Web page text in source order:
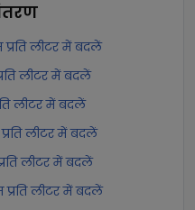
प्रति लीटर में बदलें
लीटर में बदलें
लीटर में बदलें
प्रति लीटर में बदलें
लीटर में बदलें
प्रति लीटर में बदलें